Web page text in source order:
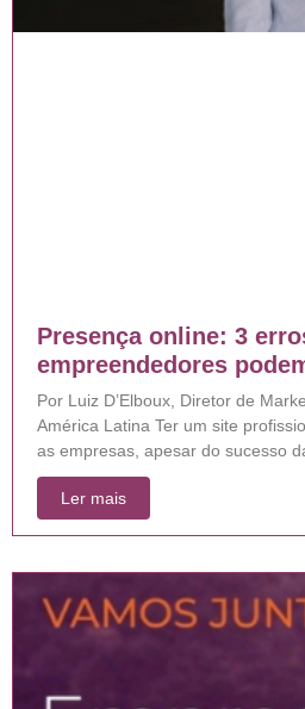
Presença online: 3
empreendedores
Por Luiz D’Elboux, Diretor de
América Latina Ter um site
as empresas, apesar do sucesso
Ler mais